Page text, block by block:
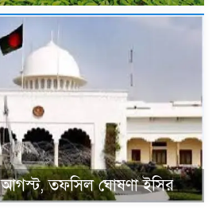
আগস্ট, তফসিল ঘোষণা ইসির